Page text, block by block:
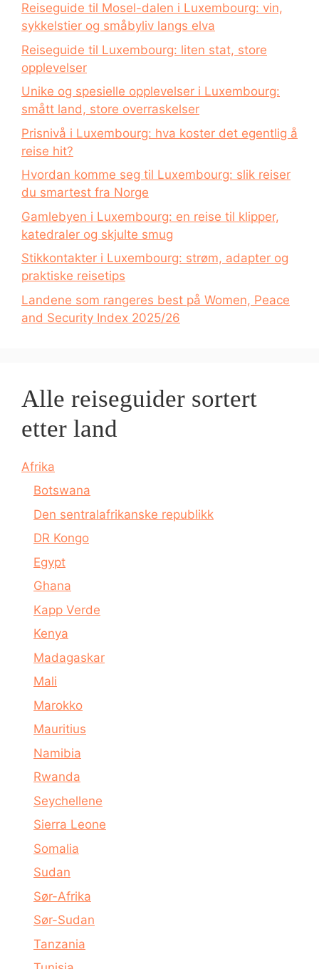
Reiseguide til Mosel-dalen i Luxembourg: vin,
sykkelstier og småbyliv langs elva
Reiseguide til Luxembourg: liten stat, store
opplevelser
Unike og spesielle opplevelser i Luxembourg:
smått land, store overraskelser
Prisnivå i Luxembourg: hva koster det egentlig å
reise hit?
Hvordan komme seg til Luxembourg: slik reiser
du smartest fra Norge
Gamlebyen i Luxembourg: en reise til klipper,
katedraler og skjulte smug
Stikkontakter i Luxembourg: strøm, adapter og
praktiske reisetips
Landene som rangeres best på Women, Peace
and Security Index 2025/26
Alle reiseguider sortert
etter land
Afrika
Botswana
Den sentralafrikanske republikk
DR Kongo
Egypt
Ghana
Kapp Verde
Kenya
Madagaskar
Mali
Marokko
Mauritius
Namibia
Rwanda
Seychellene
Sierra Leone
Somalia
Sudan
Sør-Afrika
Sør-Sudan
Tanzania